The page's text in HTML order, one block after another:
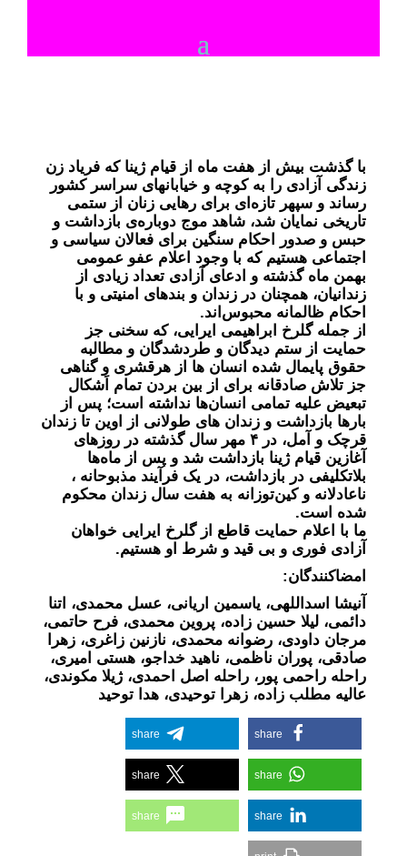
با گذشت بیش از هفت ماه از قیام‌ ژینا که فریاد زن
زندگی آزادی را به کوچه و خیابانهای سراسر کشور
رساند و سپهر تازه‌ای برای رهایی زنان از ستمی
تاریخی نمایان شد، شاهد موج دوباره‌ی بازداشت و
حبس و صدور احکام سنگین برای فعالان سیاسی و
اجتماعی هستیم که با وجود اعلام عفو عمومی
بهمن ماه گذشته و ادعای آزادی تعداد زیادی از
زندانیان، همچنان در زندان و بندهای امنیتی و با
احکام ظالمانه محبوس‌‌‌اند.
از جمله گلرخ ابراهیمی ایرایی، که سخنی جز
حمایت از ستم دیدگان و طردشدگان و مطالبه
حقوق پایمال شده انسان ها از هرقشری و گناهی
جز تلاش صادقانه برای از بین بردن تمام اَشکال
تبعیض علیه تمامی انسان‌ها نداشته است؛ پس از
بارها بازداشت و زندان های طولانی از اوین تا زندان
قرچک و آمل، در ۴ مهر سال گذشته در روزهای
آغازین قیام ژینا بازداشت شد و پس از ماه‌ها
بلاتکلیفی در بازداشت، در یک فرآیند مذبوحانه ،
ناعادلانه و کین‌توزانه به هفت سال زندان محکوم
شده است.
ما با اعلام حمایت قاطع از گلرخ ایرایی خواهان
آزادی فوری و بی قید و شرط او هستیم.
امضاکنندگان:
آنیشا اسداللهی، یاسمین اریانی، عسل محمدی، اتنا
دائمی، لیلا حسین زاده، پروین محمدی، فرح حاتمی،
مرجان داودی، رضوانه محمدی، نازنین زاغری، زهرا
صادقی، پوران ناظمی، ناهید خداجو، هستی امیری،
راحله راحمی پور، راحله اصل احمدی، ژیلا مکوندی،
عالیه مطلب زاده، زهرا توحیدی، هدا توحید
share
share
share
share
share
share